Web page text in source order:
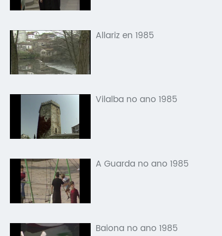
Allariz en 1985
Vilalba no ano 1985
A Guarda no ano 1985
Baiona no ano 1985